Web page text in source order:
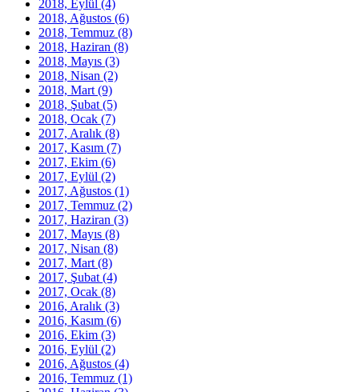
2018, Eylül (4)
2018, Ağustos (6)
2018, Temmuz (8)
2018, Haziran (8)
2018, Mayıs (3)
2018, Nisan (2)
2018, Mart (9)
2018, Şubat (5)
2018, Ocak (7)
2017, Aralık (8)
2017, Kasım (7)
2017, Ekim (6)
2017, Eylül (2)
2017, Ağustos (1)
2017, Temmuz (2)
2017, Haziran (3)
2017, Mayıs (8)
2017, Nisan (8)
2017, Mart (8)
2017, Şubat (4)
2017, Ocak (8)
2016, Aralık (3)
2016, Kasım (6)
2016, Ekim (3)
2016, Eylül (2)
2016, Ağustos (4)
2016, Temmuz (1)